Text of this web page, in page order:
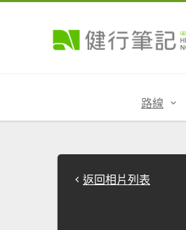
路線
返回相片列表